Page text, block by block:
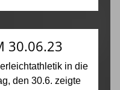
30.06.23
in die
den 30.6. zeigte